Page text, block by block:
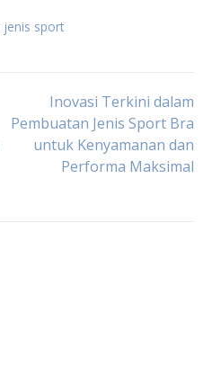
jenis sport
Inovasi Terkini dalam
Pembuatan Jenis Sport Bra
untuk Kenyamanan dan
Performa Maksimal